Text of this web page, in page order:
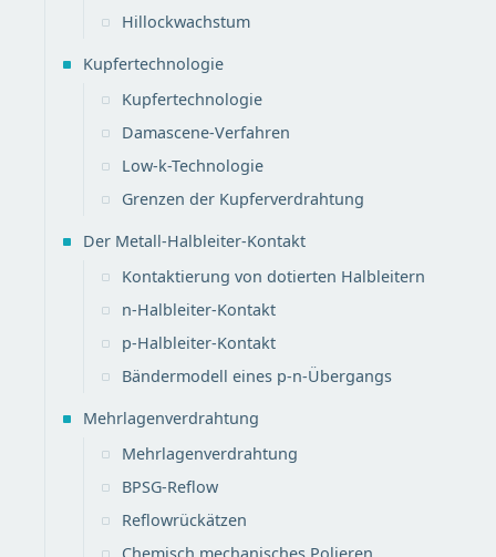
Hillockwachstum
Kupfertechnologie
Kupfertechnologie
Damascene-Verfahren
Low-k-Technologie
Grenzen der Kupferverdrahtung
Der Metall-Halbleiter-Kontakt
Kontaktierung von dotierten Halbleitern
n-Halbleiter-Kontakt
p-Halbleiter-Kontakt
Bändermodell eines p-n-Übergangs
Mehrlagenverdrahtung
Mehrlagenverdrahtung
BPSG-Reflow
Reflowrückätzen